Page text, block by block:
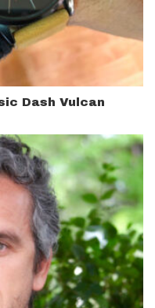
Dash Vulcan